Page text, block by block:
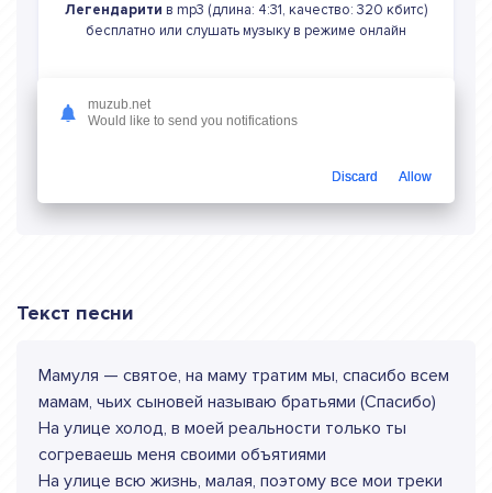
Легендарити в mp3 (длина: 4:31, качество: 320 кбитс)
бесплатно или слушать музыку в режиме онлайн
THUG 52 NGG Легендарити
Текст песни
Мамуля — святое, на маму тратим мы, спасибо всем
мамам, чьих сыновей называю братьями (Спасибо)
На улице холод, в моей реальности только ты
согреваешь меня своими объятиями
На улице всю жизнь, малая, поэтому все мои треки
muzub.net
Would like to send you notifications
Discard Allow